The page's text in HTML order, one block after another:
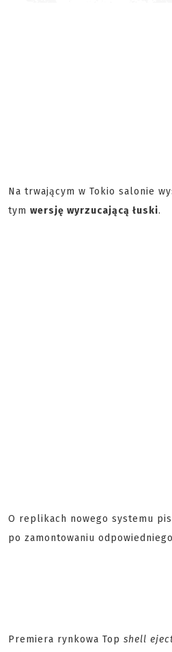
Na trwającym w Tokio salonie
tym wersję wyrzucającą łuski.
O replikach nowego systemu
po zamontowaniu
Premiera rynkowa Top shell